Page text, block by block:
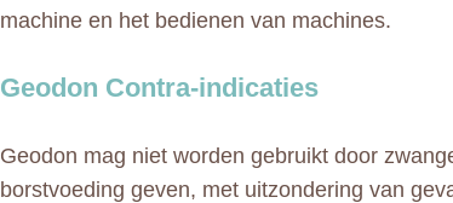
machine en het bedienen van machines.
Geodon Contra-indicaties
Geodon mag niet worden gebruikt door
borstvoeding geven, met uitzondering van